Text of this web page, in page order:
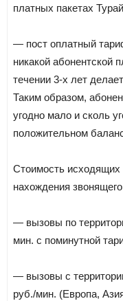
платных пакетах
— пост оплатный
никакой абонентской
течении 3-х лет
Таким образом,
угодно мало и сколь
положительном
Стоимость исходящих
нахождения
— вызовы по
мин. с поминутной
— вызовы с
руб./мин. (Европа,